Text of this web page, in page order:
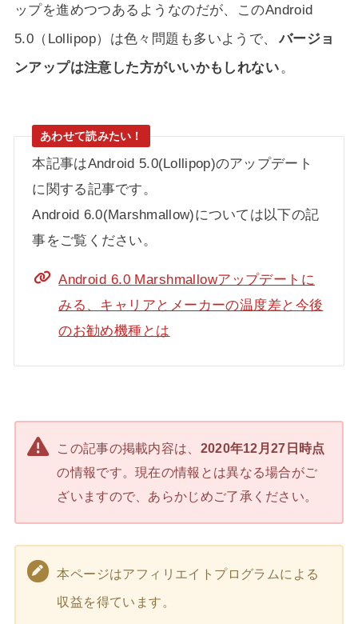
ップを進めつつあるようなのだが、このAndroid
5.0（Lollipop）は色々問題も多いようで、 バージョ
ンアップは注意した方がいいかもしれない 。
本記事はAndroid 5.0(Lollipop)のアップデート
に関する記事です。
Android 6.0(Marshmallow)については以下の記
事をご覧ください。
Android 6.0 Marshmallowアップデートに
みる、キャリアとメーカーの温度差と今後
のお勧め機種とは
この記事の掲載内容は、 2020年12月27日時点
の情報です。現在の情報とは異なる場合がご
ざいますので、あらかじめご了承ください。
本ページはアフィリエイトプログラムによる
収益を得ています。